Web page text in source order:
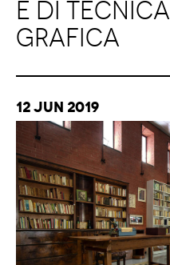
E DI TECNICA
GRAFICA
12 Jun 2019